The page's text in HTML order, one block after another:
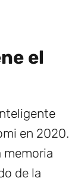
el
en 2020.
memoria
de la